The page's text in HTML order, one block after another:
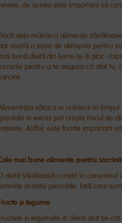
de aceea este important să
deja mănânci alimente
există o serie de alimente pentru
bună dietă din lume (și iți plac
pentru a te asigura că atât tu,
săraca in nutrienti in
în exces pot crește riscul de
Astfel, este foarte important
mai bune alimente pentru sarcină
dietă sănătoasă constă în
acestei perioade. Iată care
și legume
și legumele iți oferă atât ție